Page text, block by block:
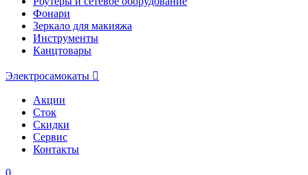
Фонари
Зеркало для макияжа
Инструменты
Канцтовары
Электросамокаты
Акции
Сток
Скидки
Сервис
Контакты
0